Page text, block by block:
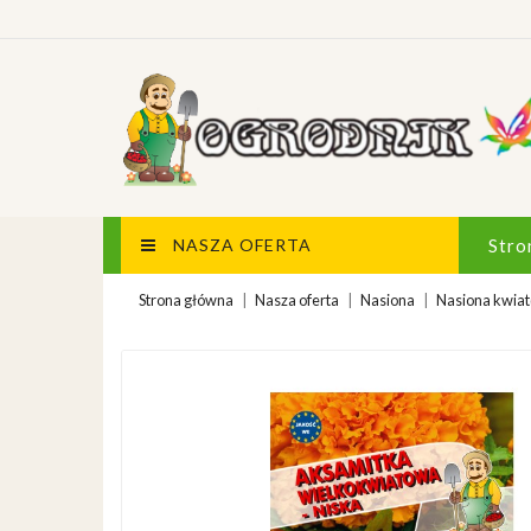
NASZA OFERTA
Strona główna Nasza oferta Nasiona Nasiona